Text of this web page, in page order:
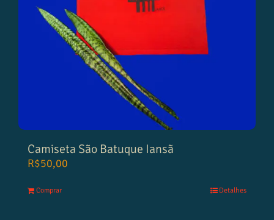
Camiseta São Batuque Iansã
R$50,00
Comprar Detalhes